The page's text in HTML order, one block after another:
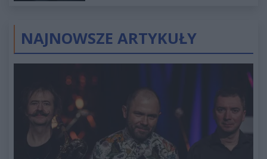
NAJNOWSZE ARTYKUŁY